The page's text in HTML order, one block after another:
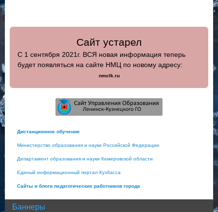
Сайт устарел
С 1 сентября 2021г. ВСЯ новая информация теперь
будет появляться на сайте НМЦ по новому адресу:
nmclk.ru
Дистанционное обучение
Министерство образования и науки Российской Федерации
Департамент образования и науки Кемеровской области
Единый информационный портал Кузбасса
Сайты и блоги педагогических работников города
Баннеры